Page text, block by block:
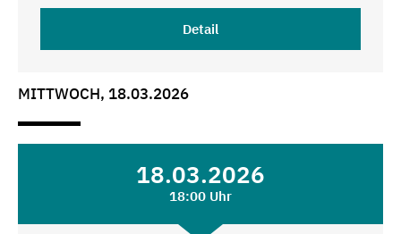
Detail
MITTWOCH, 18.03.2026
18.03.2026
18:00 Uhr